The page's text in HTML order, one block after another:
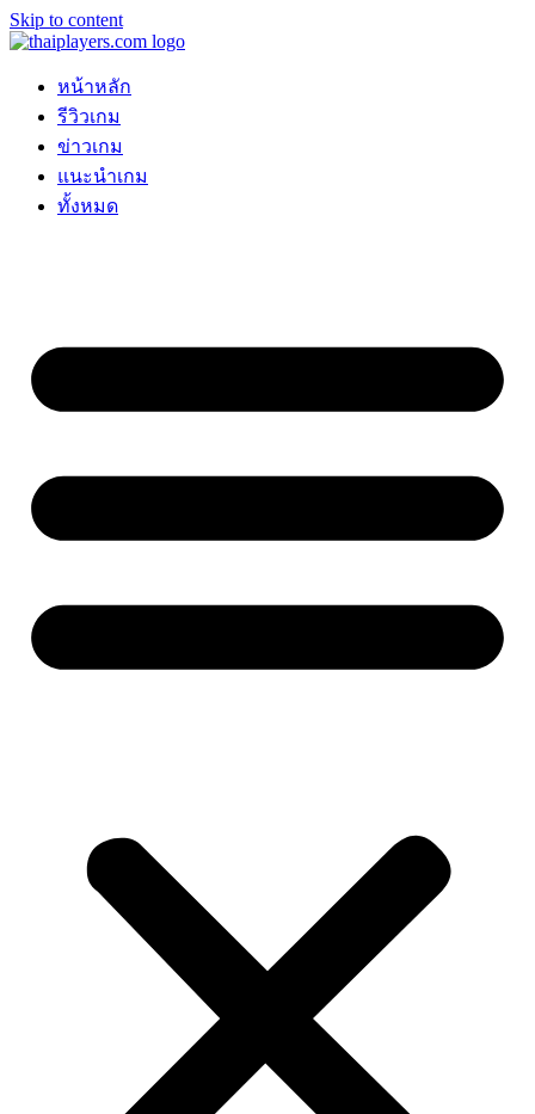
Skip to content
หน้าหลัก
รีวิวเกม
ข่าวเกม
แนะนำเกม
ทั้งหมด